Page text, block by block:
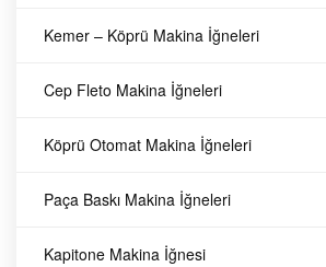
Kemer – Köprü Makina İğneleri
Cep Fleto Makina İğneleri
Köprü Otomat Makina İğneleri
Paça Baskı Makina İğneleri
Kapitone Makina İğnesi
Km JAPON